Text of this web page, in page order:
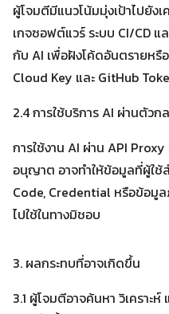
ผู้โจมตีมีแนวโน้มมุ่งเป้าไปยัง
เกจซอฟต์แวร์ ระบบ CI/CD แ
กับ AI เพื่อฝังโค้ดอันตรายห
Cloud Key และ GitHub
2.4 การใช้บริการ AI ผ่านตัวก
การใช้งาน AI ผ่าน API
อนุญาต อาจทำให้ข้อมูลที่ผู้ใช้
Code, Credential หรือข้อมู
ไปใช้ในทางมิชอบ
3. ผลกระทบที่อาจเกิดขึ้น
3.1 ผู้โจมตีอาจค้นหา วิเคราะ